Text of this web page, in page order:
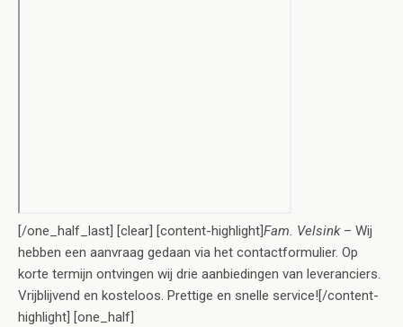
[/one_half_last] [clear] [content-highlight]Fam. Velsink– Wij
hebben een aanvraag gedaan via het contactformulier. Op
korte termijn ontvingen wij drie aanbiedingen van leveranciers.
Vrijblijvend en kosteloos. Prettige en snelle service![/content-
highlight] [one_half]